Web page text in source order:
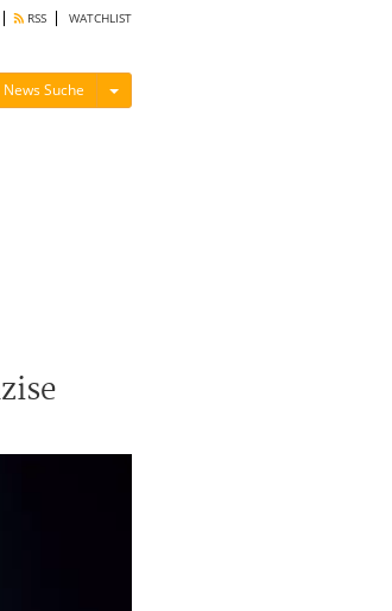
RSS WATCHLIST
News Suche Menü ein-/ausblenden